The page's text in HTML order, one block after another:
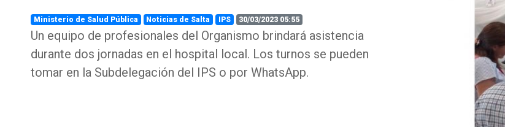
Ministerio de Salud Pública Noticias de Salta IPS 30/03/2023 05:55
Un equipo de profesionales del Organismo brindará asistencia
durante dos jornadas en el hospital local. Los turnos se pueden
tomar en la Subdelegación del IPS o por WhatsApp.